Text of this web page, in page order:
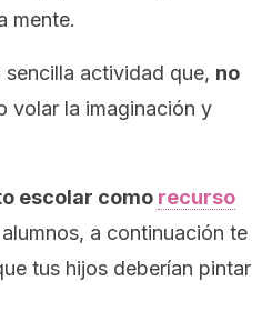
mente.
actividad que, no
volar la imaginación y
escolar como recurso
a continuación te
tus hijos deberían pintar